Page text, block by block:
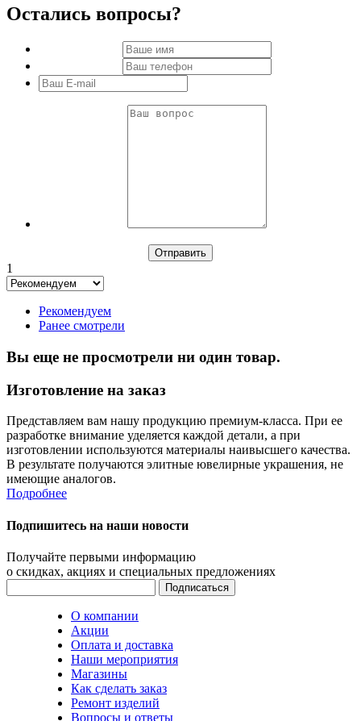
Остались вопросы?
1
Рекомендуем
Ранее смотрели
Вы еще не просмотрели ни один товар.
Изготовление на заказ
Представляем вам нашу продукцию премиум-класса. При ее
разработке внимание уделяется каждой детали, а при
изготовлении используются материалы наивысшего качества.
В результате получаются элитные ювелирные украшения, не
имеющие аналогов.
Подробнее
Подпишитесь на наши новости
Получайте первыми информацию
о скидках, акциях и специальных предложениях
О компании
Акции
Оплата и доставка
Наши мероприятия
Магазины
Как сделать заказ
Ремонт изделий
Вопросы и ответы